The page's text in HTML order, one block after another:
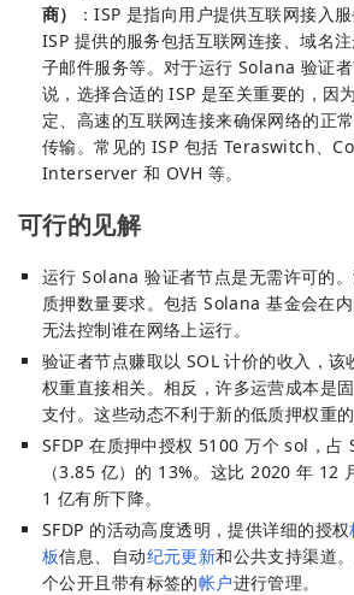
商）
：ISP 是指向用户提供互联网接入服
ISP 提供的服务包括互联网连接、域名
子邮件服务等。对于运行 Solana 验证
说，选择合适的 ISP 是至关重要的，因
定、高速的互联网连接来确保网络的正
传输。常见的 ISP 包括 Teraswitch、
Interserver 和 OVH 等。
可行的见解
运行 Solana 验证者节点是无需许可的
质押数量要求。包括 Solana 基金会在
无法控制谁在网络上运行。
验证者节点赚取以 SOL 计价的收入，该
权重直接相关。相反，许多运营成本是
支付。这些动态不利于新的低质押权重的
SFDP 在质押中授权 5100 万个 sol，占
（3.85 亿）的 13%。这比 2020 年 12
1 亿有所下降。
SFDP 的活动高度透明，提供详细的授权
板信息、自动纪元更新和公共支持渠道
个公开且带有标签的帐户进行管理。